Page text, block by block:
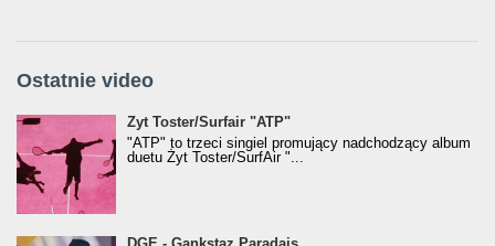
Ostatnie video
Żyt Toster/SurfAir - ATP VIDEO
Żyt Toster/Surfair "ATP"
"ATP" to trzeci singiel promujący nadchodzący album
duetu Żyt Toster/SurfAir "...